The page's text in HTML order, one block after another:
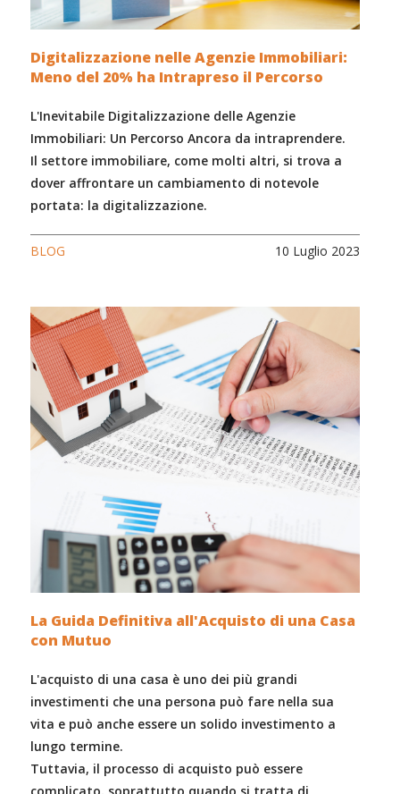
Digitalizzazione nelle Agenzie Immobiliari:
Meno del 20% ha Intrapreso il Percorso
L'Inevitabile Digitalizzazione delle Agenzie
Immobiliari: Un Percorso Ancora da intraprendere.
Il settore immobiliare, come molti altri, si trova a
dover affrontare un cambiamento di notevole
portata: la digitalizzazione.
BLOG 10 Luglio 2023
La Guida Definitiva all'Acquisto di una Casa
con Mutuo
L'acquisto di una casa è uno dei più grandi
investimenti che una persona può fare nella sua
vita e può anche essere un solido investimento a
lungo termine.
Tuttavia, il processo di acquisto può essere